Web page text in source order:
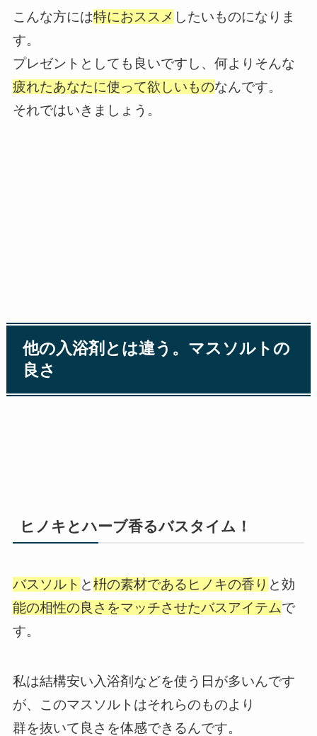
こんな方には特におススメ したいものになりま
す。
プレゼントとしても良いですし、何よりそんな
疲れたあなたに使って欲しいものなんです。
それではいきましょう。
他の入浴剤とは違う。マスソルトの
良さ
ヒノキとハーブ香るバスタイム！
バスソルト と枡の素材であるヒノキの香り と効
能の相性の良さをマッチさせたバスアイテムで
す。
私は結構安い入浴剤などを使う日が多いんです
が、このマスソルトはそれらのものより
群を抜いて良さを体感できるんです。